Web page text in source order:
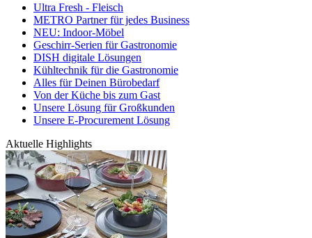
Ultra Fresh - Fleisch
METRO Partner für jedes Business
NEU: Indoor-Möbel
Geschirr-Serien für Gastronomie
DISH digitale Lösungen
Kühltechnik für die Gastronomie
Alles für Deinen Bürobedarf
Von der Küche bis zum Gast
Unsere Lösung für Großkunden
Unsere E-Procurement Lösung
Aktuelle Highlights